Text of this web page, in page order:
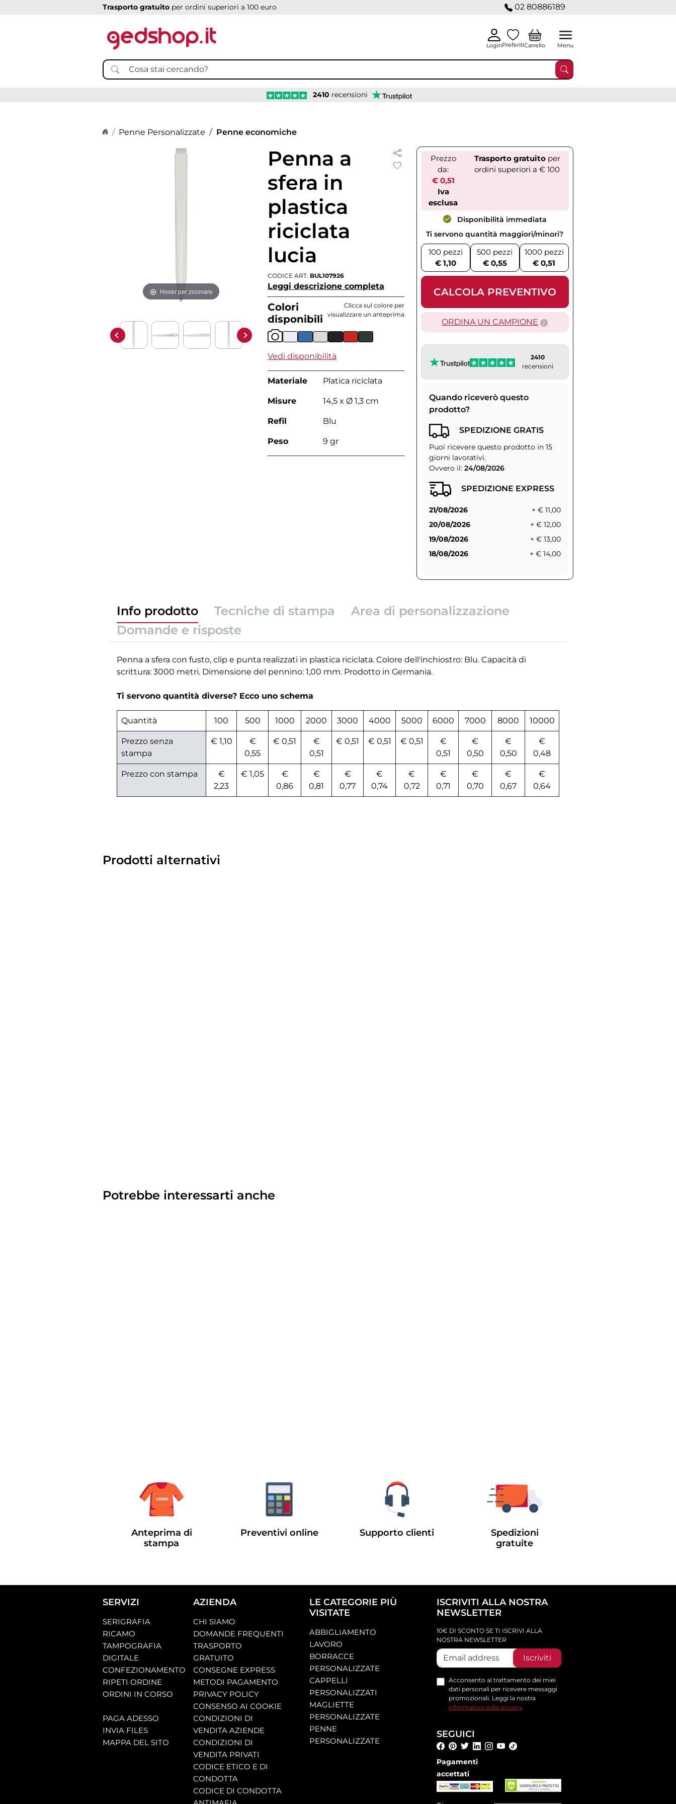
Trasporto gratuito per ordini superiori a 100 euro 02 80886189
LoginPreferitiCarrello Menu
2410 recensioni
Home page
Penne Personalizzate Penne economiche
Hover per zoomare
Penna a
sfera in
plastica
riciclata
lucia
CODICE ART. BUL107926
Leggi descrizione completa
Colori
disponibili
Clicca sul colore per
visualizzare un anteprima
Vedi disponibilità
Materiale Platica riciclata
Misure 14,5 x Ø 1,3 cm
Refil Blu
Peso 9 gr
Prezzo
da:
€ 0,51
Iva
esclusa
Trasporto gratuitoper
ordini superiori a € 100
Disponibilità immediata
Ti servono quantità maggiori/minori?
100 pezzi
€ 1,10
500 pezzi
€ 0,55
1000 pezzi
€ 0,51
CALCOLA PREVENTIVO
ORDINA UN CAMPIONE
2410
recensioni
Quando riceverò questo
prodotto?
SPEDIZIONE GRATIS
Puoi ricevere questo prodotto in 15
giorni lavorativi.
Ovvero il: 24/08/2026
SPEDIZIONE EXPRESS
21/08/2026
+ € 11,00
20/08/2026
+ € 12,00
19/08/2026
+ € 13,00
18/08/2026
+ € 14,00
Info prodotto Tecniche di stampa
Area di personalizzazione
Domande e risposte
Penna a sfera con fusto, clip e punta realizzati in plastica riciclata. Colore dell'inchiostro: Blu. Capacità di
scrittura: 3000 metri. Dimensione del pennino: 1,00 mm. Prodotto in Germania.
Ti servono quantità diverse? Ecco uno schema
Quantità 100 500 1000 2000 3000 4000 5000 6000 7000 8000 10000
Prezzo senza
stampa
€ 1,10
€
0,55
€ 0,51
€
0,51
€ 0,51 € 0,51 € 0,51
€
0,51
€
0,50
€
0,50
€
0,48
Prezzo con stampa
€
2,23
€ 1,05
€
0,86
€
0,81
€
0,77
€
0,74
€
0,72
€
0,71
€
0,70
€
0,67
€
0,64
Prodotti alternativi
Potrebbe interessarti anche
Anteprima di
stampa
Preventivi online Supporto clienti
Spedizioni
gratuite
SERVIZI
SERIGRAFIA
RICAMO
TAMPOGRAFIA
DIGITALE
CONFEZIONAMENTO
RIPETI ORDINE
ORDINI IN CORSO
PAGA ADESSO
INVIA FILES
MAPPA DEL SITO
AZIENDA
CHI SIAMO
DOMANDE FREQUENTI
TRASPORTO
GRATUITO
CONSEGNE EXPRESS
METODI PAGAMENTO
PRIVACY POLICY
CONSENSO AI COOKIE
CONDIZIONI DI
VENDITA AZIENDE
CONDIZIONI DI
VENDITA PRIVATI
CODICE ETICO E DI
CONDOTTA
CODICE DI CONDOTTA
LE CATEGORIE PIÙ
VISITATE
ABBIGLIAMENTO
LAVORO
BORRACCE
PERSONALIZZATE
CAPPELLI
PERSONALIZZATI
MAGLIETTE
PERSONALIZZATE
PENNE
PERSONALIZZATE
ISCRIVITI ALLA NOSTRA
NEWSLETTER
10€ DI SCONTO SE TI ISCRIVI ALLA
NOSTRA NEWSLETTER
Iscriviti
Acconsento al trattamento dei miei
dati personali per ricevere messaggi
promozionali. Leggi la nostra
informativa sulla privacy
SEGUICI
Pagamenti
accettati